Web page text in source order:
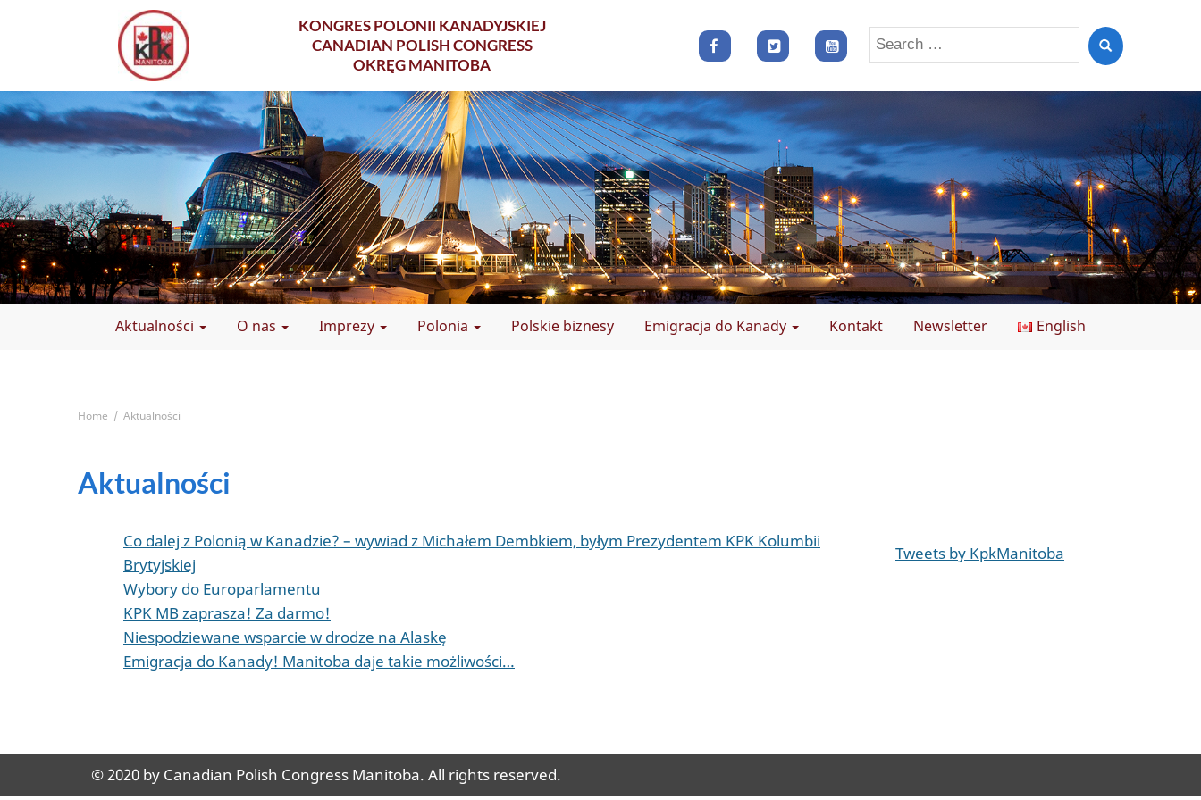
KONGRES POLONII KANADYJSKIEJ
CANADIAN POLISH CONGRESS
OKRĘG MANITOBA
Search
for:
Aktualności O nas Imprezy Polonia Polskie biznesy Emigracja do Kanady Kontakt Newsletter English
Home Aktualności
Aktualności
Co dalej z Polonią w Kanadzie? – wywiad z Michałem Dembkiem, byłym Prezydentem KPK Kolumbii
Brytyjskiej
Wybory do Europarlamentu
KPK MB zaprasza! Za darmo!
Niespodziewane wsparcie w drodze na Alaskę
Emigracja do Kanady! Manitoba daje takie możliwości…
Tweets by KpkManitoba
© 2020 by Canadian Polish Congress Manitoba. All rights reserved.